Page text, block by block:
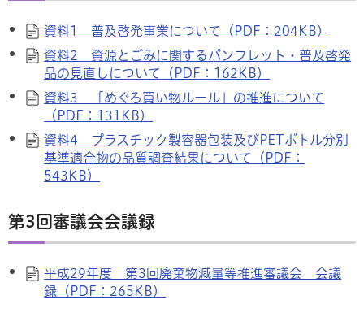
資料1 普及啓発事業について（PDF：204KB）
資料2 資源とごみに関するパンフレット・普及啓発
品の見直しについて（PDF：162KB）
資料3 「めぐろ買い物ルール」の推進について
（PDF：131KB）
資料4 プラスチック製容器包装及びPETボトル分別
基準適合物の品質調査結果について（PDF：
543KB）
第3回審議会会議録
平成29年度 第3回廃棄物減量等推進審議会 会議
録（PDF：265KB）